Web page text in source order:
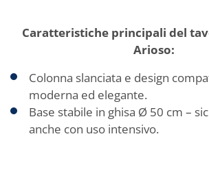
Caratteristiche principali del
Arioso:
Colonna slanciata e design
moderna ed elegante.
Base stabile in ghisa Ø 50 cm –
anche con uso intensivo.